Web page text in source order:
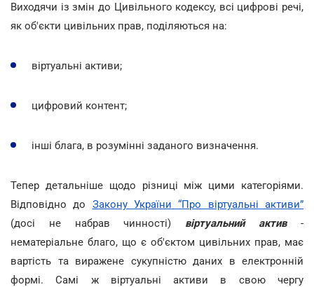
Виходячи із змін до Цивільного кодексу, всі цифрові речі,
як об'єкти цивільних прав, поділяються на:
віртуальні активи;
цифровий контент;
інші блага, в розумінні заданого визначення.
Тепер детальніше щодо різниці між цими категоріями.
Відповідно до Закону України “Про віртуальні активи”
(досі не набрав чинності) віртуальний актив-
нематеріальне благо, що є об'єктом цивільних прав, має
вартість та виражене сукупністю даних в електронній
формі. Самі ж віртуальні активи в свою чергу